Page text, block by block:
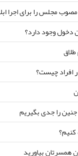
دخول وجود دارد؟
افراد چیست؟
را جدی بگیریم
کنیم؟
همسرتان بیاورید